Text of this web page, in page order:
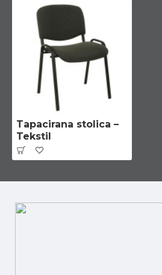
Tapacirana stolica –
Tekstil